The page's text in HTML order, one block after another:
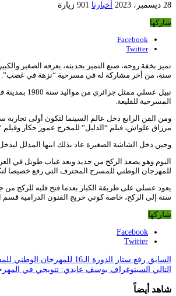
28 ديسمبر، 2023 أخبارنا 901 زيارة
شاركها
Facebook
Twitter
سنة، من أخر مشاركة له في مسرحية “نزهة في غضب”.
المسرحية للقليعة.
مرزاق علواش، فيلم “الدليل” للمخرج عمور حكار
وحين دخل الشاشة الصغيرة عاد بذلك ابنها المدلل
للمهرجان الوطني للمسرح المحترف التي رفع خصيصا
سنة إلى الركح، خاصة كوني خريج الفنون الدرامية قسم
شاركها
Facebook
Twitter
السابق رفع ستار الدورة الـ16 للمهرجان الوطني للمسرح المحترف
التالي السينوغراف يوسف عابدي: تتويجي في
شاهد أيضاً